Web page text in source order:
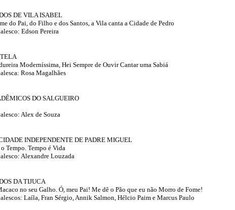
DE VILA ISABEL
do Pai, do Filho e dos Santos, a Vila canta a Cidade de Pedro
Edson Pereira
Moderníssima, Hei Sempre de Ouvir Cantar uma Sabiá
Rosa Magalhães
DO SALGUEIRO
Alex de Souza
INDEPENDENTE DE PADRE MIGUEL
Tempo. Tempo é Vida
Alexandre Louzada
DA TIJUCA
no seu Galho. Ó, meu Pai! Me dê o Pão que eu não Morro de Fome!
Laíla, Fran Sérgio, Annik Salmon, Hélcio Paim e Marcus Paulo